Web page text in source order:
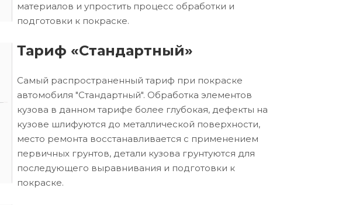
материалов и упростить процесс обработки и
подготовки к покраске.
Тариф «Стандартный»
Самый распространенный тариф при покраске
автомобиля "Стандартный". Обработка элементов
кузова в данном тарифе более глубокая, дефекты на
кузове шлифуются до металлической поверхности,
место ремонта восстанавливается с применением
первичных грунтов, детали кузова грунтуются для
последующего выравнивания и подготовки к
покраске.